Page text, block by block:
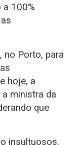
100%
no Porto, para
hoje, a
ministra da
que
insultuosos.